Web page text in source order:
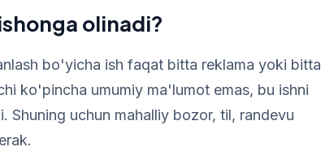
olinadi?
bo'yicha ish faqat bitta reklama yoki bitta
ko'pincha umumiy ma'lumot emas, bu ishni
Shuning uchun mahalliy bozor, til, randevu